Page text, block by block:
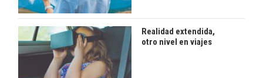
Realidad extendida,
otro nivel en viajes